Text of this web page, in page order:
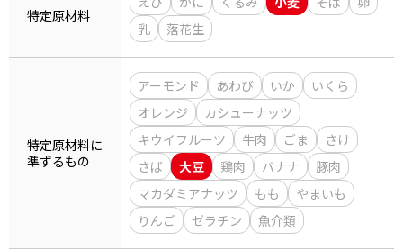
新鮮一番
特定原材料
乳
落花生
特定原材料に
準ずるもの
アーモンド あわび いか
いくら
オレンジ
カシューナッツ
キウイフルーツ
牛肉 ごま
さけ
さば
大豆 鶏肉 バナナ
豚肉
マカダミアナッツ
もも
やまいも
りんご
ゼラチン 魚介類